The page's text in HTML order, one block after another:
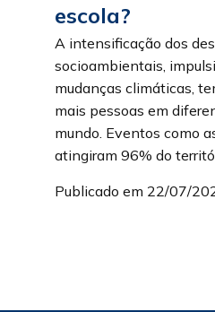
escola?
A intensificação dos
socioambientais,
mudanças climáticas,
mais pessoas em
mundo. Eventos como
atingiram 96% do
Publicado em 22/07/